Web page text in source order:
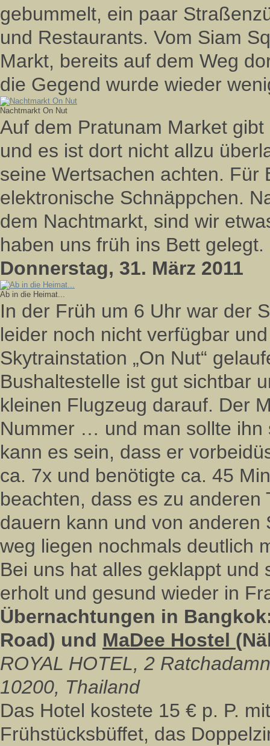
gebummelt, ein paar
und Restaurants. Vom Siam
Markt, bereits auf dem Weg
die Gegend wurde wieder
Nachtmarkt On Nut
Auf dem Pratunam Market
und es ist dort nicht allzu
seine Wertsachen achten. Für
elektronische Schnäppchen.
dem Nachtmarkt, sind wir
haben uns früh ins Bett gelegt.
Donnerstag, 31. März 2011
Ab in die Heimat...
In der Früh um 6 Uhr war der
leider noch nicht verfügbar
Skytrainstation „On Nut“
Bushaltestelle ist gut sichtbar
kleinen Flugzeug darauf. Der
Nummer … und man sollte ihn
kann es sein, dass er
ca. 7x und benötigte ca. 45
beachten, dass es zu
dauern kann und von
weg liegen nochmals deutlich
Bei uns hat alles geklappt
erholt und gesund wieder in
Übernachtungen in
Road) und MaDee Hostel (
ROYAL HOTEL, 2
10200, Thailand
Das Hotel kostete 15 € p. P.
Frühstücksbüffet, das